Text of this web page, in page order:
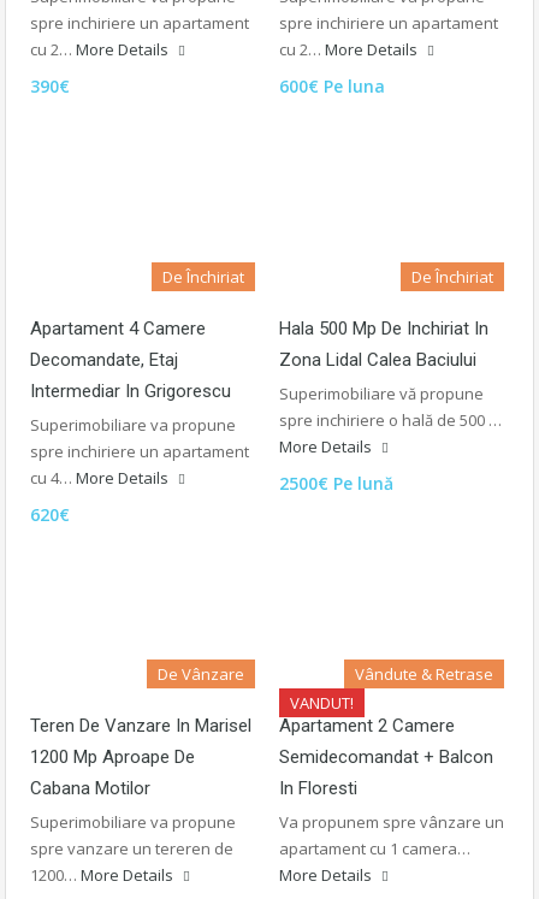
spre inchiriere un apartament
cu 2… More Details
390€
spre inchiriere un apartament
cu 2… More Details
600€ Pe luna
De Închiriat
Apartament 4 Camere
Decomandate, Etaj
Intermediar In Grigorescu
Superimobiliare va propune
spre inchiriere un apartament
cu 4… More Details
620€
De Închiriat
Hala 500 Mp De Inchiriat In
Zona Lidal Calea Baciului
Superimobiliare vă propune
spre inchiriere o hală de 500 …
More Details
2500€ Pe lună
De Vânzare
Teren De Vanzare In Marisel
1200 Mp Aproape De
Cabana Motilor
Superimobiliare va propune
spre vanzare un tereren de
1200… More Details
VANDUT!
Vândute & Retrase
Apartament 2 Camere
Semidecomandat + Balcon
In Floresti
Va propunem spre vânzare un
apartament cu 1 camera…
More Details